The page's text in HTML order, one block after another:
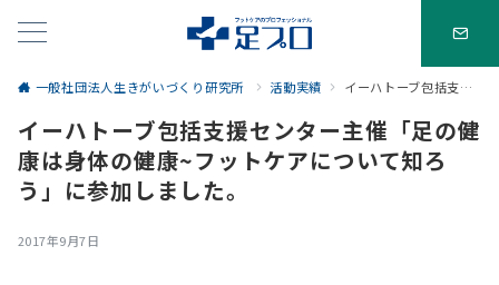
一般社団法人生きがいづくり研究所 活動実績 イーハトーブ包括支援センター主催「足の健康は身体の健康~フットケアについて知ろう」に参加しました。
イーハトーブ包括支援センター主催「足の健
康は身体の健康~フットケアについて知ろ
う」に参加しました。
2017年9月7日